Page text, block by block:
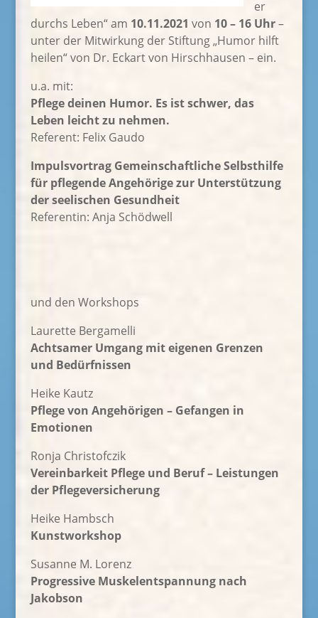
er
durchs Leben“ am 10.11.2021 von 10 – 16 Uhr–
unter der Mitwirkung der Stiftung „Humor hilft
heilen“ von Dr. Eckart von Hirschhausen – ein.
u.a. mit:
Pflege deinen Humor. Es ist schwer, das
Leben leicht zu nehmen.
Referent: Felix Gaudo
Impulsvortrag Gemeinschaftliche Selbsthilfe
für pflegende Angehörige zur Unterstützung
der seelischen Gesundheit
Referentin: Anja Schödwell
und den Workshops
Laurette Bergamelli
Achtsamer Umgang mit eigenen Grenzen
und Bedürfnissen
Heike Kautz
Pflege von Angehörigen – Gefangen in
Emotionen
Ronja Christofczik
Vereinbarkeit Pflege und Beruf – Leistungen
der Pflegeversicherung
Heike Hambsch
Kunstworkshop
Susanne M. Lorenz
Progressive Muskelentspannung nach
Jakobson